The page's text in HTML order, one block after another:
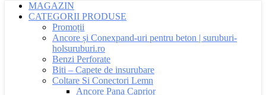
MAGAZIN
CATEGORII PRODUSE
Promoții
Ancore și Conexpand-uri pentru beton | suruburi-
holsuruburi.ro
Benzi Perforate
Biti – Capete de insurubare
Coltare Si Conectori Lemn
Ancore Pana Caprior